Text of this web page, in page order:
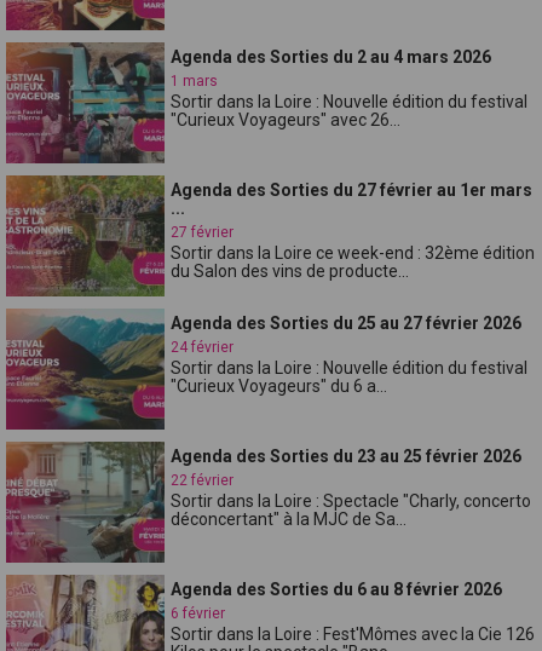
Agenda des Sorties du 2 au 4 mars 2026
1 mars
Sortir dans la Loire : Nouvelle édition du festival
"Curieux Voyageurs" avec 26...
Agenda des Sorties du 27 février au 1er mars
...
27 février
Sortir dans la Loire ce week-end : 32ème édition
du Salon des vins de producte...
Agenda des Sorties du 25 au 27 février 2026
24 février
Sortir dans la Loire : Nouvelle édition du festival
"Curieux Voyageurs" du 6 a...
Agenda des Sorties du 23 au 25 février 2026
22 février
Sortir dans la Loire : Spectacle "Charly, concerto
déconcertant" à la MJC de Sa...
Agenda des Sorties du 6 au 8 février 2026
6 février
Sortir dans la Loire : Fest'Mômes avec la Cie 126